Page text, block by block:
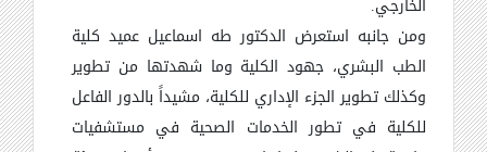
الخارجي.
ومن جانبه استعرض الدكتور طه اسماعيل عميد كلية
الطب البشري، جهود الكلية وما شهدتها من تطوير
وكذلك تطوير الجزء الإداري للكلية، مشيداً بالدور الفاعل
للكلية في تطور الخدمات الصحية في مستشفيات